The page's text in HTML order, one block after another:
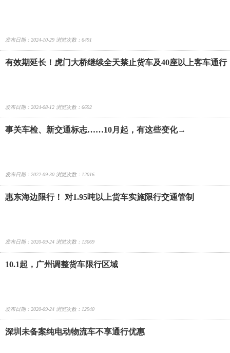
发布日期：2024-10-29 浏览次数：6491
有效期延长！虎门大桥继续全天禁止货车及40座以上客车通行
发布日期：2024-08-12 浏览次数：6692
事关车检、新交通标志……10月起，有这些变化→
发布日期：2022-09-30 浏览次数：12016
惠东海边限行！ 对1.95吨以上货车实施限行交通管制
发布日期：2020-09-24 浏览次数：13069
10.1起，广州调整货车限行区域
发布日期：2020-09-24 浏览次数：12940
深圳未备案纯电动物流车不享通行优惠